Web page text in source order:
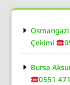
Çekimi
Bursa
0551